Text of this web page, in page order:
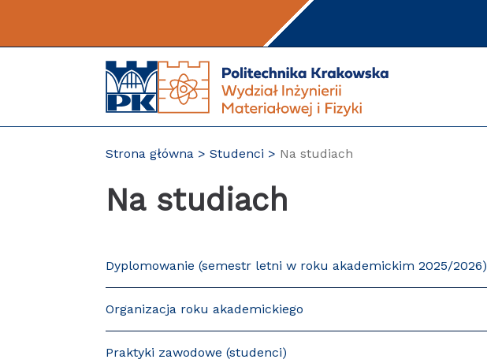
Strona główna Studenci Na studiach
Na studiach
Dyplomowanie (semestr letni w roku akademickim 2025/2026)
Organizacja roku akademickiego
Praktyki zawodowe (studenci)